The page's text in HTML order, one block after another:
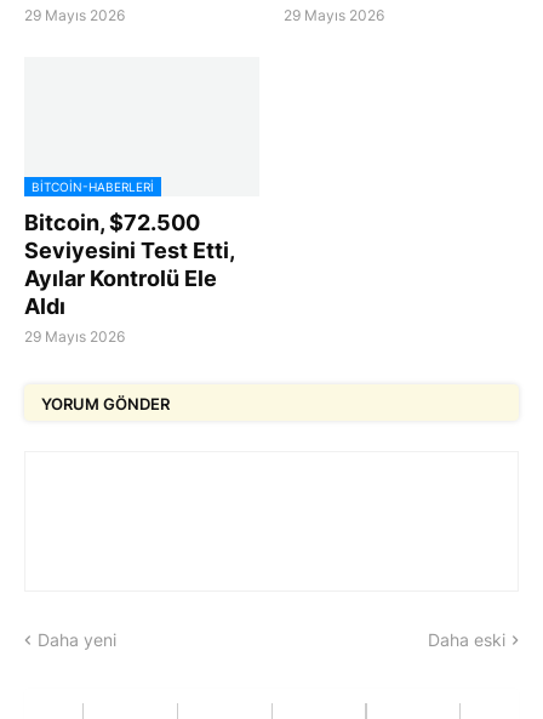
29 Mayıs 2026 29 Mayıs 2026
BITCOIN-HABERLERI
Bitcoin, $72.500
Seviyesini Test Etti,
Ayılar Kontrolü Ele
Aldı
29 Mayıs 2026
YORUM GÖNDER
Daha yeni Daha eski